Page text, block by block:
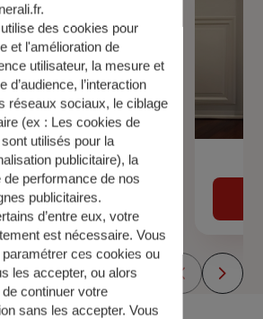
de prêt immobilier
des cookies pour
et l'amélioration de
utilisateur, la mesure et
d’audience, l’interaction
réseaux sociaux, le ciblage
(ex : Les cookies de
utilisés pour la
publicitaire), la
de performance de nos
publicitaires.
d’entre eux, votre
est nécessaire. Vous
ces cookies ou
les accepter, ou alors
continuer votre
sans les accepter. Vous